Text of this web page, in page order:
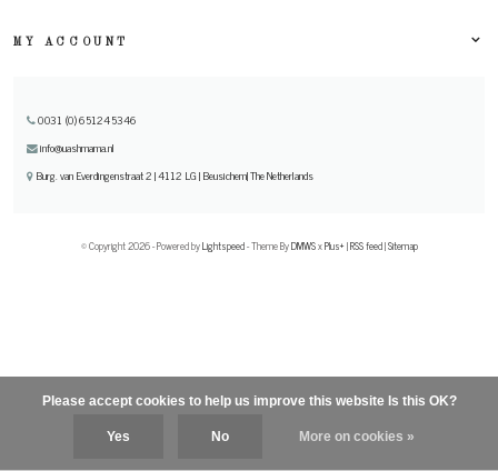
MY ACCOUNT
0031 (0) 651245346
info@uashmama.nl
Burg. van Everdingenstraat 2 | 4112 LG | Beusichem| The Netherlands
© Copyright 2026 - Powered byLightspeed- Theme ByDMWSxPlus+|RSS feed|Sitemap
Please accept cookies to help us improve this website Is this OK?
Yes No More on cookies »